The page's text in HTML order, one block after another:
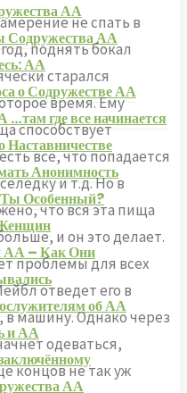
АА
АА
АА
о Содружестве АА
…там где все начинается
Наставничестве
Анонимность
Особенный?
АА – Как Они
об АА
и АА
АА
не спать в
поднять бокал
старался
время. Ему
способствует
все, что попадается
и т.д. Но в
что вся эта пища
и он это делает.
проблемы для всех
отведет его в
машину. Однако через
одеваться,
концов не так уж